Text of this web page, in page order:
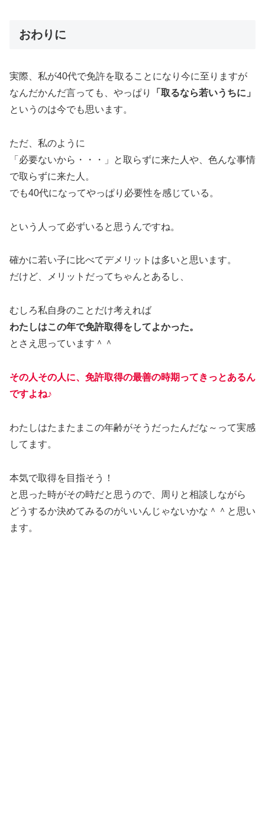
おわりに
実際、私が40代で免許を取ることになり今に至りますが
なんだかんだ言っても、やっぱり
「取るなら若いうちに」
というのは今でも思います。
ただ、私のように
「必要ないから・・・」と取らずに来た人や、色んな事情
で取らずに来た人。
でも40代になってやっぱり必要性を感じている。
という人って必ずいると思うんですね。
確かに若い子に比べてデメリットは多いと思います。
だけど、メリットだってちゃんとあるし、
むしろ私自身のことだけ考えれば
わたしはこの年で免許取得をしてよかった。
とさえ思っています＾＾
その人その人に、免許取得の最善の時期ってきっとあるん
ですよね♪
わたしはたまたまこの年齢がそうだったんだな～って実感
してます。
本気で取得を目指そう！
と思った時がその時だと思うので、周りと相談しながら
どうするか決めてみるのがいいんじゃないかな＾＾と思い
ます。